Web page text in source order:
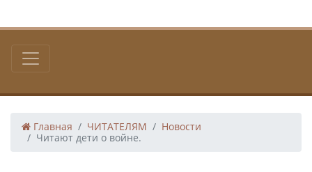
Главная ЧИТАТЕЛЯМ
Новости
Читают дети о войне.